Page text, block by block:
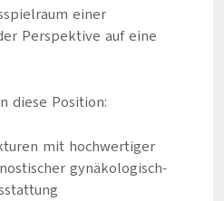
einer
Perspektive auf eine
diese Position:
mit hochwertiger
gynäkologisch-